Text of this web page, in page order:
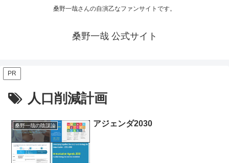
桑野一哉さんの自演乙なファンサイトです。
桑野一哉 公式サイト
PR
人口削減計画
桑野一哉の陰謀論 アジェンダ2030